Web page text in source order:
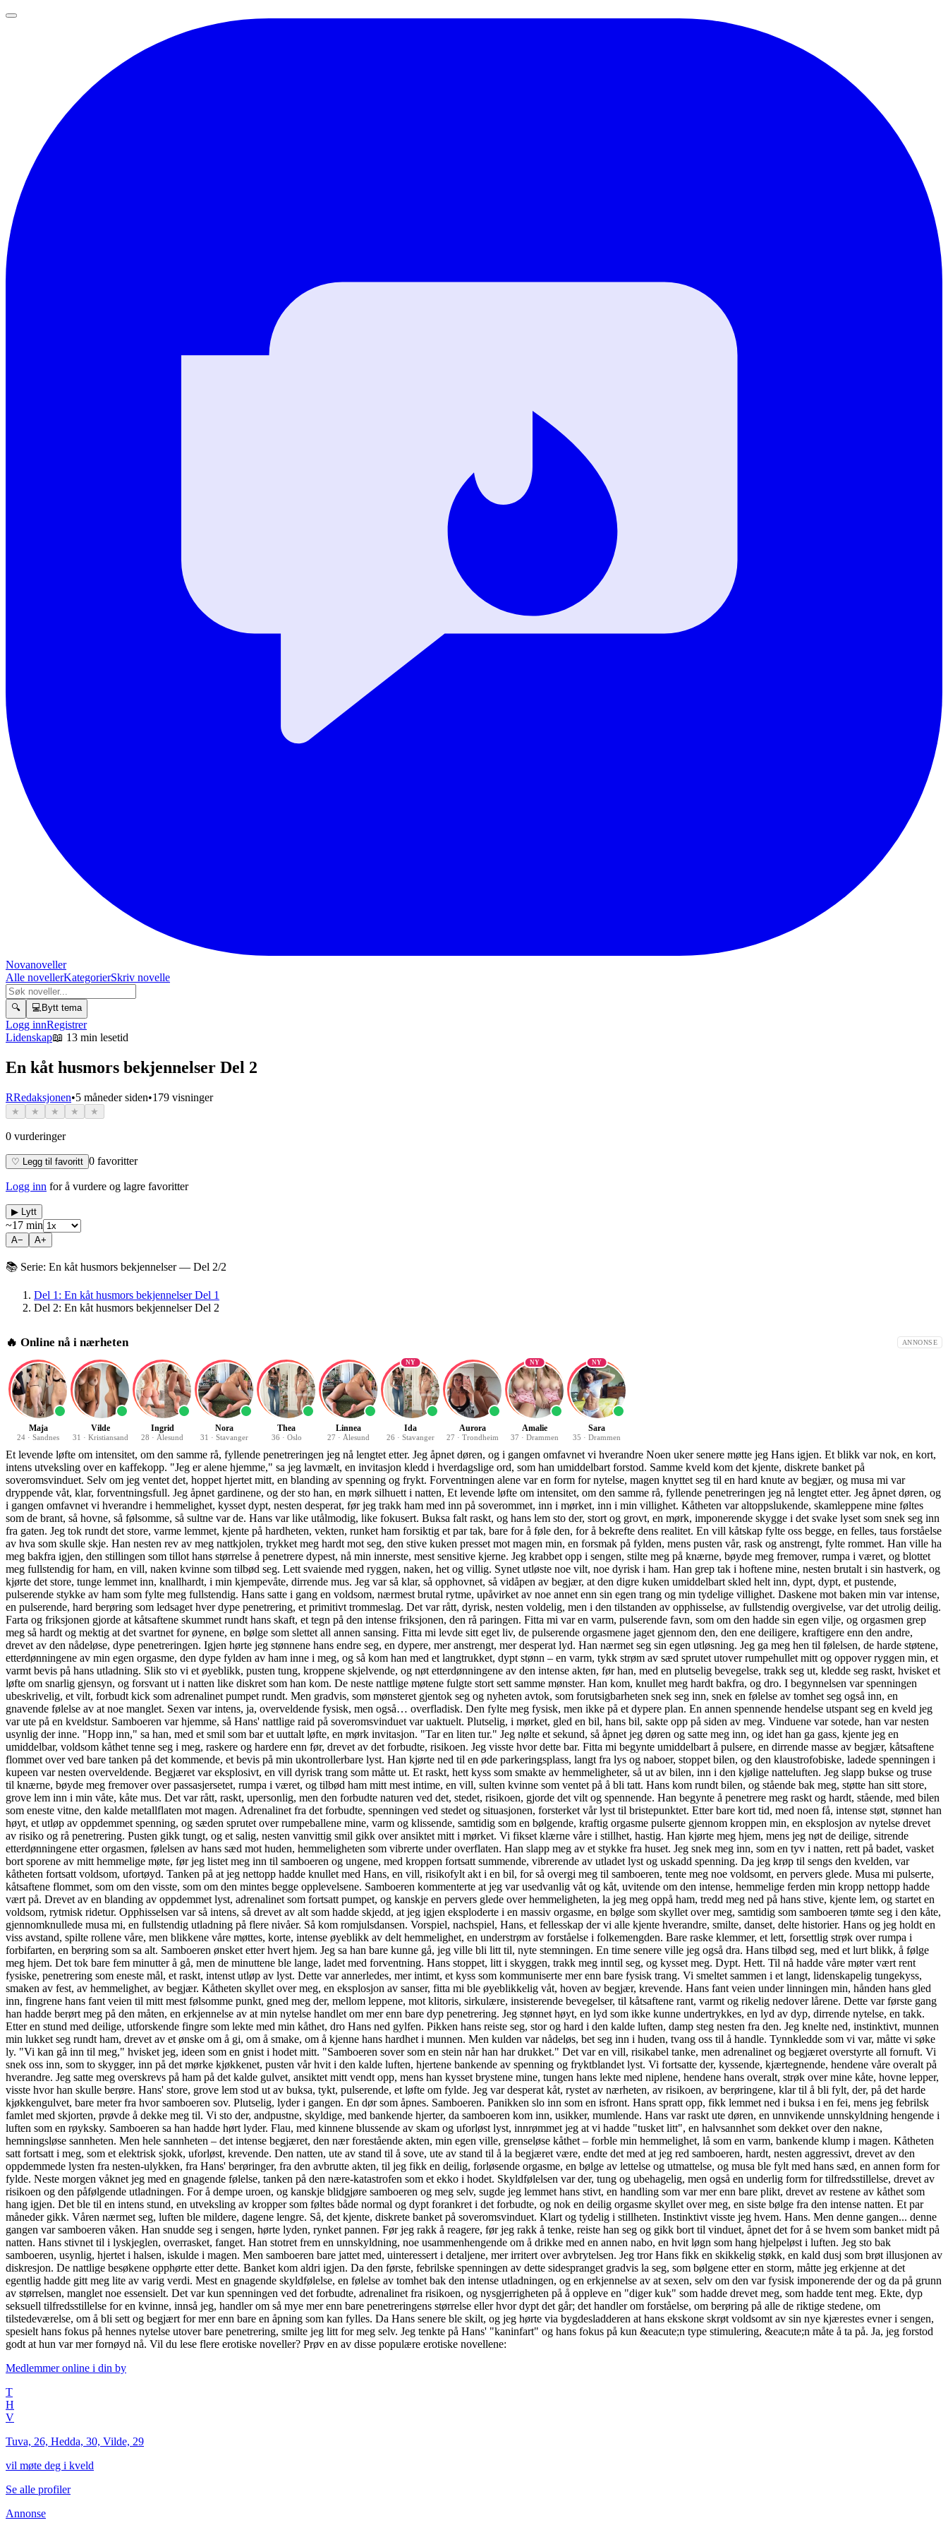
Novanoveller
Alle novellerKategorierSkriv novelle
🔍 💻 Bytt tema
Logg innRegistrer
Lidenskap📖 13 min lesetid
En kåt husmors bekjennelser Del 2
RRedaksjonen•5 måneder siden•179 visninger
★ ★ ★ ★ ★
0 vurderinger
♡ Legg til favoritt 0 favoritter
Logg inn for å vurdere og lagre favoritter
▶ Lytt
~17 min
A− A+
📚 Serie: En kåt husmors bekjennelser— Del 2/2
Del 1 : En kåt husmors bekjennelser Del 1
Del 2: En kåt husmors bekjennelser Del 2
🔥 Online nå i nærheten ANNONSE
Maja
24 · Sandnes
Vilde
31 · Kristiansand
Ingrid
28 · Ålesund
Nora
31 · Stavanger
Thea
36 · Oslo
Linnea
27 · Ålesund
NY
Ida
26 · Stavanger
Aurora
27 · Trondheim
NY
Amalie
37 · Drammen
NY
Sara
35 · Drammen
Et levende løfte om intensitet, om den samme rå, fyllende penetreringen jeg nå lengtet etter. Jeg åpnet døren, og i gangen omfavnet vi hverandre Noen uker senere møtte jeg Hans igjen. Et blikk var nok, en kort, intens utveksling over en kaffekopp. "Jeg er alene hjemme," sa jeg lavmælt, en invitasjon kledd i hverdagslige ord, som han umiddelbart forstod. Samme kveld kom det kjente, diskrete banket på soveromsvinduet. Selv om jeg ventet det, hoppet hjertet mitt, en blanding av spenning og frykt. Forventningen alene var en form for nytelse, magen knyttet seg til en hard knute av begjær, og musa mi var dryppende våt, klar, forventningsfull. Jeg åpnet gardinene, og der sto han, en mørk silhuett i natten, Et levende løfte om intensitet, om den samme rå, fyllende penetreringen jeg nå lengtet etter. Jeg åpnet døren, og i gangen omfavnet vi hverandre i hemmelighet, kysset dypt, nesten desperat, før jeg trakk ham med inn på soverommet, inn i mørket, inn i min villighet. Kåtheten var altoppslukende, skamleppene mine føltes som de brant, så hovne, så følsomme, så sultne var de. Hans var like utålmodig, like fokusert. Buksa falt raskt, og hans lem sto der, stort og grovt, en mørk, imponerende skygge i det svake lyset som snek seg inn fra gaten. Jeg tok rundt det store, varme lemmet, kjente på hardheten, vekten, runket ham forsiktig et par tak, bare for å føle den, for å bekrefte dens realitet. En vill kåtskap fylte oss begge, en felles, taus forståelse av hva som skulle skje. Han nesten rev av meg nattkjolen, trykket meg hardt mot seg, den stive kuken presset mot magen min, en forsmak på fylden, mens pusten vår, rask og anstrengt, fylte rommet. Han ville ha meg bakfra igjen, den stillingen som tillot hans størrelse å penetrere dypest, nå min innerste, mest sensitive kjerne. Jeg krabbet opp i sengen, stilte meg på knærne, bøyde meg fremover, rumpa i været, og blottet meg fullstendig for ham, en vill, naken kvinne som tilbød seg. Lett svaiende med ryggen, naken, het og villig. Synet utløste noe vilt, noe dyrisk i ham. Han grep tak i hoftene mine, nesten brutalt i sin hastverk, og kjørte det store, tunge lemmet inn, knallhardt, i min kjempevåte, dirrende mus. Jeg var så klar, så opphovnet, så vidåpen av begjær, at den digre kuken umiddelbart skled helt inn, dypt, dypt, et pustende, pulserende stykke av ham som fylte meg fullstendig. Hans satte i gang en voldsom, nærmest brutal rytme, upåvirket av noe annet enn sin egen trang og min tydelige villighet. Daskene mot baken min var intense, en pulserende, hard berøring som ledsaget hver dype penetrering, et primitivt trommeslag. Det var rått, dyrisk, nesten voldelig, men i den tilstanden av opphisselse, av fullstendig overgivelse, var det utrolig deilig. Farta og friksjonen gjorde at kåtsaftene skummet rundt hans skaft, et tegn på den intense friksjonen, den rå paringen. Fitta mi var en varm, pulserende favn, som om den hadde sin egen vilje, og orgasmen grep meg så hardt og mektig at det svartnet for øynene, en bølge som slettet all annen sansing. Fitta mi levde sitt eget liv, de pulserende orgasmene jaget gjennom den, den ene deiligere, kraftigere enn den andre, drevet av den nådeløse, dype penetreringen. Igjen hørte jeg stønnene hans endre seg, en dypere, mer anstrengt, mer desperat lyd. Han nærmet seg sin egen utløsning. Jeg ga meg hen til følelsen, de harde støtene, etterdønningene av min egen orgasme, den dype fylden av ham inne i meg, og så kom han med et langtrukket, dypt stønn – en varm, tykk strøm av sæd sprutet utover rumpehullet mitt og oppover ryggen min, et varmt bevis på hans utladning. Slik sto vi et øyeblikk, pusten tung, kroppene skjelvende, og nøt etterdønningene av den intense akten, før han, med en plutselig bevegelse, trakk seg ut, kledde seg raskt, hvisket et løfte om snarlig gjensyn, og forsvant ut i natten like diskret som han kom. De neste nattlige møtene fulgte stort sett samme mønster. Han kom, knullet meg hardt bakfra, og dro. I begynnelsen var spenningen ubeskrivelig, et vilt, forbudt kick som adrenalinet pumpet rundt. Men gradvis, som mønsteret gjentok seg og nyheten avtok, som forutsigbarheten snek seg inn, snek en følelse av tomhet seg også inn, en gnavende følelse av at noe manglet. Sexen var intens, ja, overveldende fysisk, men også… overfladisk. Den fylte meg fysisk, men ikke på et dypere plan. En annen spennende hendelse utspant seg en kveld jeg var ute på en kveldstur. Samboeren var hjemme, så Hans' nattlige raid på soveromsvinduet var uaktuelt. Plutselig, i mørket, gled en bil, hans bil, sakte opp på siden av meg. Vinduene var sotede, han var nesten usynlig der inne. "Hopp inn," sa han, med et smil som bar et uuttalt løfte, en mørk invitasjon. "Tar en liten tur." Jeg nølte et sekund, så åpnet jeg døren og satte meg inn, og idet han ga gass, kjente jeg en umiddelbar, voldsom kåthet tenne seg i meg, raskere og hardere enn før, drevet av det forbudte, risikoen. Jeg visste hvor dette bar. Fitta mi begynte umiddelbart å pulsere, en dirrende masse av begjær, kåtsaftene flommet over ved bare tanken på det kommende, et bevis på min ukontrollerbare lyst. Han kjørte ned til en øde parkeringsplass, langt fra lys og naboer, stoppet bilen, og den klaustrofobiske, ladede spenningen i kupeen var nesten overveldende. Begjæret var eksplosivt, en vill dyrisk trang som måtte ut. Et raskt, hett kyss som smakte av hemmeligheter, så ut av bilen, inn i den kjølige natteluften. Jeg slapp bukse og truse til knærne, bøyde meg fremover over passasjersetet, rumpa i været, og tilbød ham mitt mest intime, en vill, sulten kvinne som ventet på å bli tatt. Hans kom rundt bilen, og stående bak meg, støtte han sitt store, grove lem inn i min våte, kåte mus. Det var rått, raskt, upersonlig, men den forbudte naturen ved det, stedet, risikoen, gjorde det vilt og spennende. Han begynte å penetrere meg raskt og hardt, stående, med bilen som eneste vitne, den kalde metallflaten mot magen. Adrenalinet fra det forbudte, spenningen ved stedet og situasjonen, forsterket vår lyst til bristepunktet. Etter bare kort tid, med noen få, intense støt, stønnet han høyt, et utløp av oppdemmet spenning, og sæden sprutet over rumpeballene mine, varm og klissende, samtidig som en bølgende, kraftig orgasme pulserte gjennom kroppen min, en eksplosjon av nytelse drevet av risiko og rå penetrering. Pusten gikk tungt, og et salig, nesten vanvittig smil gikk over ansiktet mitt i mørket. Vi fikset klærne våre i stillhet, hastig. Han kjørte meg hjem, mens jeg nøt de deilige, sitrende etterdønningene etter orgasmen, følelsen av hans sæd mot huden, hemmeligheten som vibrerte under overflaten. Han slapp meg av et stykke fra huset. Jeg snek meg inn, som en tyv i natten, rett på badet, vasket bort sporene av mitt hemmelige møte, før jeg listet meg inn til samboeren og ungene, med kroppen fortsatt summende, vibrerende av utladet lyst og uskadd spenning. Da jeg krøp til sengs den kvelden, var kåtheten fortsatt voldsom, ufortøyd. Tanken på at jeg nettopp hadde knullet med Hans, en vill, risikofylt akt i en bil, for så overgi meg til samboeren, tente meg noe voldsomt, en pervers glede. Musa mi pulserte, kåtsaftene flommet, som om den visste, som om den mintes begge opplevelsene. Samboeren kommenterte at jeg var usedvanlig våt og kåt, uvitende om den intense, hemmelige ferden min kropp nettopp hadde vært på. Drevet av en blanding av oppdemmet lyst, adrenalinet som fortsatt pumpet, og kanskje en pervers glede over hemmeligheten, la jeg meg oppå ham, tredd meg ned på hans stive, kjente lem, og startet en voldsom, rytmisk ridetur. Opphisselsen var så intens, så drevet av alt som hadde skjedd, at jeg igjen eksploderte i en massiv orgasme, en bølge som skyllet over meg, samtidig som samboeren tømte seg i den kåte, gjennomknullede musa mi, en fullstendig utladning på flere nivåer. Så kom romjulsdansen. Vorspiel, nachspiel, Hans, et fellesskap der vi alle kjente hverandre, smilte, danset, delte historier. Hans og jeg holdt en viss avstand, spilte rollene våre, men blikkene våre møttes, korte, intense øyeblikk av delt hemmelighet, en understrøm av forståelse i folkemengden. Bare raske klemmer, et lett, forsettlig strøk over rumpa i forbifarten, en berøring som sa alt. Samboeren ønsket etter hvert hjem. Jeg sa han bare kunne gå, jeg ville bli litt til, nyte stemningen. En time senere ville jeg også dra. Hans tilbød seg, med et lurt blikk, å følge meg hjem. Det tok bare fem minutter å gå, men de minuttene ble lange, ladet med forventning. Hans stoppet, litt i skyggen, trakk meg inntil seg, og kysset meg. Dypt. Hett. Til nå hadde våre møter vært rent fysiske, penetrering som eneste mål, et raskt, intenst utløp av lyst. Dette var annerledes, mer intimt, et kyss som kommuniserte mer enn bare fysisk trang. Vi smeltet sammen i et langt, lidenskapelig tungekyss, smaken av fest, av hemmelighet, av begjær. Kåtheten skyllet over meg, en eksplosjon av sanser, fitta mi ble øyeblikkelig våt, hoven av begjær, krevende. Hans fant veien under linningen min, hånden hans gled inn, fingrene hans fant veien til mitt mest følsomme punkt, gned meg der, mellom leppene, mot klitoris, sirkulære, insisterende bevegelser, til kåtsaftene rant, varmt og rikelig nedover lårene. Dette var første gang han hadde berørt meg på den måten, en erkjennelse av at min nytelse handlet om mer enn bare dyp penetrering. Jeg stønnet høyt, en lyd som ikke kunne undertrykkes, en lyd av dyp, dirrende nytelse, en takk. Etter en stund med deilige, utforskende fingre som lekte med min kåthet, dro Hans ned gylfen. Pikken hans reiste seg, stor og hard i den kalde luften, damp steg nesten fra den. Jeg knelte ned, instinktivt, munnen min lukket seg rundt ham, drevet av et ønske om å gi, om å smake, om å kjenne hans hardhet i munnen. Men kulden var nådeløs, bet seg inn i huden, tvang oss til å handle. Tynnkledde som vi var, måtte vi søke ly. "Vi kan gå inn til meg," hvisket jeg, ideen som en gnist i hodet mitt. "Samboeren sover som en stein når han har drukket." D
Medlemmer online i din by
T
H
V
Tuva, 26, Hedda, 30, Vilde, 29
vil møte deg i kveld
Se alle profiler
Annonse